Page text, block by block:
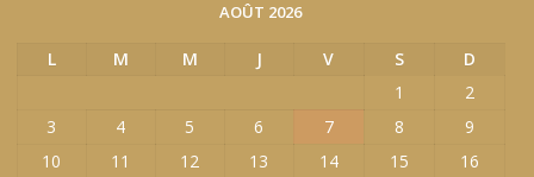
AOÛT 2026
L M M J V S
D
1
2
3
4 5 6 7 8
9
10
11 12 13 14 15
16